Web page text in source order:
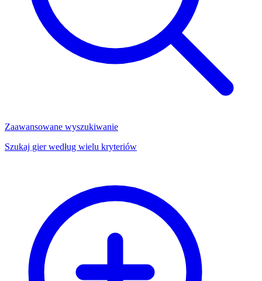
Zaawansowane wyszukiwanie
Szukaj gier według wielu kryteriów